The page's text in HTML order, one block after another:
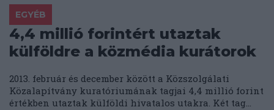
EGYÉB
4,4 millió forintért utaztak
külföldre a közmédia kurátorok
2013. február és december között a Közszolgálati
Közalapítvány kuratóriumának tagjai 4,4 millió forint
értékben utaztak külföldi hivatalos utakra. Két tag...